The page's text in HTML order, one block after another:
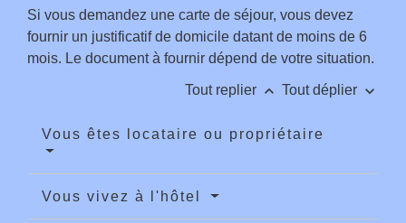
Si vous demandez une carte de séjour, vous devez
fournir un justificatif de domicile datant de moins de 6
mois. Le document à fournir dépend de votre situation.
Tout replier keyboard_arrow_up Tout déplier keyboard_arrow_down
Vous êtes locataire ou propriétaire
Vous vivez à l'hôtel